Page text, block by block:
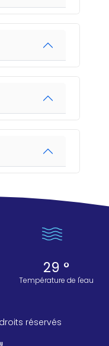
29 °
Température de l'eau
réservés